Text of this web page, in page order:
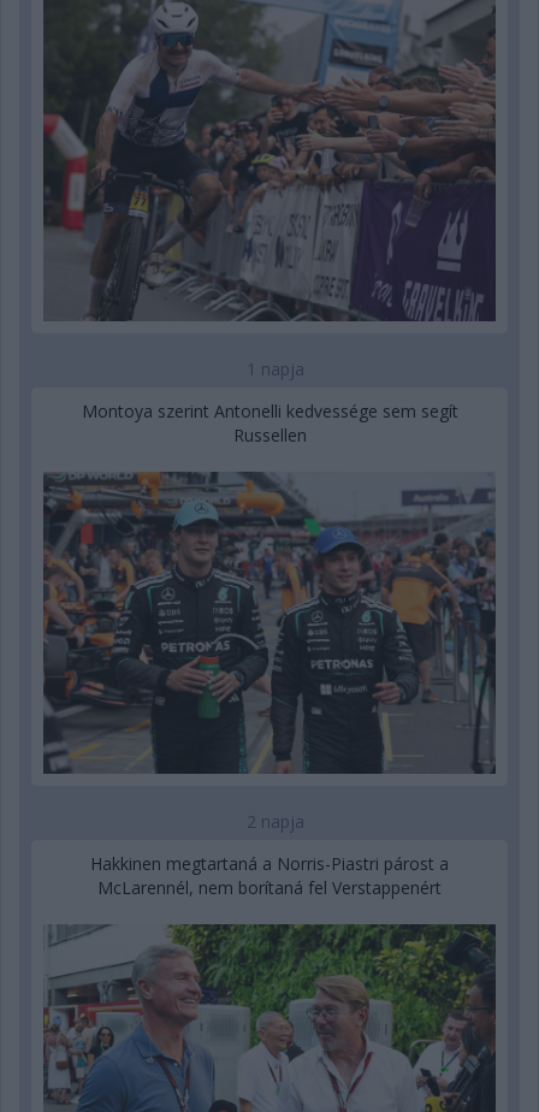
1 napja
Montoya szerint Antonelli kedvessége sem segít
Russellen
2 napja
Hakkinen megtartaná a Norris-Piastri párost a
McLarennél, nem borítaná fel Verstappenért